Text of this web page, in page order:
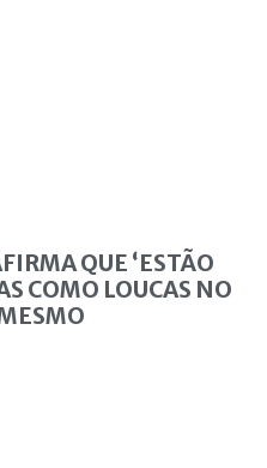
QUE ‘ESTÃO
COMO LOUCAS NO